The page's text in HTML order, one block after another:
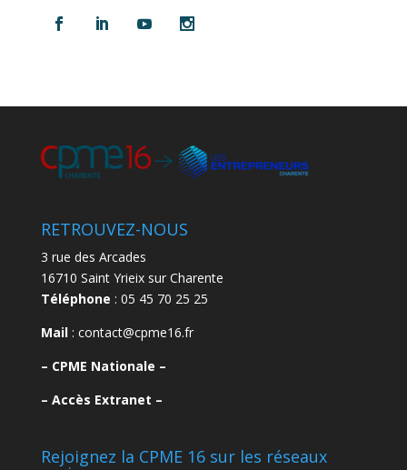
RETROUVEZ-NOUS
3 rue des Arcades
16710 Saint Yrieix sur Charente
Téléphone : 05 45 70 25 25
Mail: contact@cpme16.fr
– CPME Nationale –
– Accès Extranet –
Rejoignez la CPME 16 sur les réseaux